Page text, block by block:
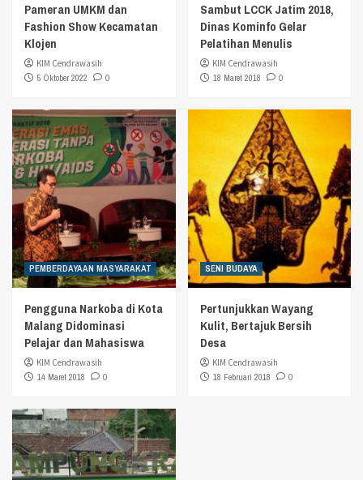
Pameran UMKM dan
Fashion Show Kecamatan
Klojen
KIM Cendrawasih
5 Oktober 2022
0
Sambut LCCK Jatim 2018,
Dinas Kominfo Gelar
Pelatihan Menulis
KIM Cendrawasih
18 Maret 2018
0
PEMBERDAYAAN MASYARAKAT
Pengguna Narkoba di Kota
Malang Didominasi
Pelajar dan Mahasiswa
KIM Cendrawasih
14 Maret 2018
0
SENI BUDAYA
Pertunjukkan Wayang
Kulit, Bertajuk Bersih
Desa
KIM Cendrawasih
18 Februari 2018
0